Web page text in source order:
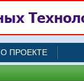
О ПРОЕКТЕ